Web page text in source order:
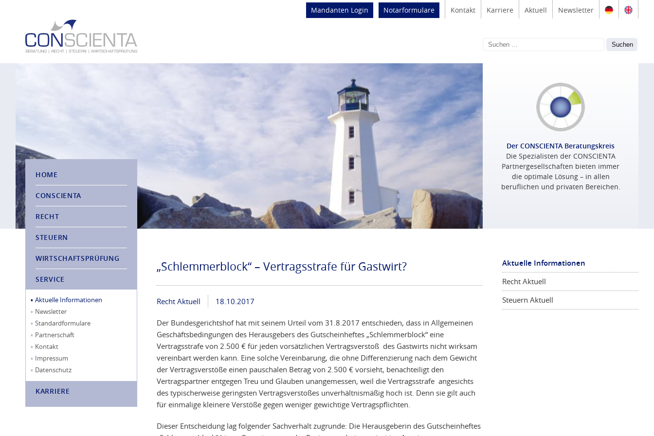
Mandanten Login Notarformulare Kontakt Karriere Aktuell Newsletter
HOME
CONSCIENTA
RECHT
STEUERN
WIRTSCHAFTSPRÜFUNG
SERVICE
Aktuelle Informationen
Newsletter
Standardformulare
Partnerschaft
Kontakt
Impressum
Datenschutz
KARRIERE
Der CONSCIENTA Beratungskreis
Die Spezialisten der CONSCIENTA
Partnergesellschaften bieten immer
die optimale Lösung – in allen
beruflichen und privaten Bereichen.
„Schlemmerblock“ – Vertragsstrafe für Gastwirt?
Recht Aktuell 18.10.2017
Der Bundesgerichtshof hat mit seinem Urteil vom 31.8.2017 entschieden, dass in Allgemeinen
Geschäftsbedingungen des Herausgebers des Gutscheinheftes „Schlemmerblock“ eine
Vertragsstrafe von 2.500 € für jeden vorsätzlichen Vertragsverstoß des Gastwirts nicht wirksam
vereinbart werden kann. Eine solche Vereinbarung, die ohne Differenzierung nach dem Gewicht
der Vertragsverstöße einen pauschalen Betrag von 2.500 € vorsieht, benachteiligt den
Vertragspartner entgegen Treu und Glauben unangemessen, weil die Vertragsstrafe angesichts
des typischerweise geringsten Vertragsverstoßes unverhältnismäßig hoch ist. Denn sie gilt auch
für einmalige kleinere Verstöße gegen weniger gewichtige Vertragspflichten.
Dieser Entscheidung lag folgender Sachverhalt zugrunde: Die Herausgeberin des Gutscheinheftes
Aktuelle Informationen
Recht Aktuell
Steuern Aktuell